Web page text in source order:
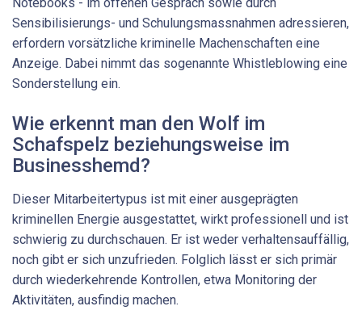
Sensibilisierungs- und Schulungsmassnahmen adressieren,
erfordern vorsätzliche kriminelle Machenschaften eine
Anzeige. Dabei nimmt das sogenannte Whistleblowing eine
Sonderstellung ein.
Wie erkennt man den Wolf im
Schafspelz beziehungsweise im
Businesshemd?
Dieser Mitarbeitertypus ist mit einer ausgeprägten
kriminellen Energie ausgestattet, wirkt professionell und ist
schwierig zu durchschauen. Er ist weder verhaltensauffällig,
noch gibt er sich unzufrieden. Folglich lässt er sich primär
durch wiederkehrende Kontrollen, etwa Monitoring der
Aktivitäten, ausfindig machen.